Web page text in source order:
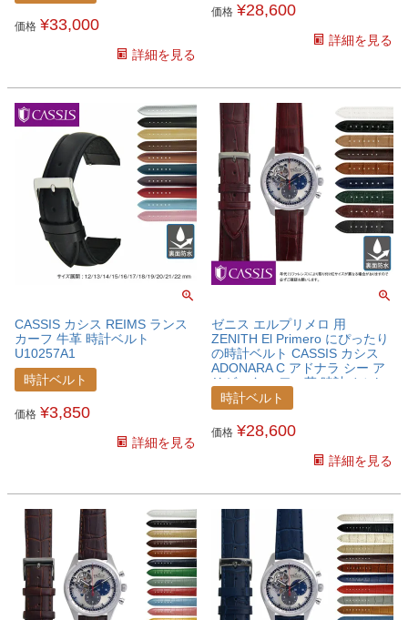
価格 ¥33,000
詳細を見る
価格 ¥28,600
詳細を見る
CASSIS カシス REIMS ランス
カーフ 牛革 時計ベルト
U10257A1
時計ベルト
価格 ¥3,850
詳細を見る
ゼニス エルプリメロ 用
ZENITH El Primero にぴったり
の時計ベルト CASSIS カシス
ADONARA C アドナラ シー ア
リゲーター ワニ革 時計ベルト
U1017A70ZNTELP02
時計ベルト
価格 ¥28,600
詳細を見る